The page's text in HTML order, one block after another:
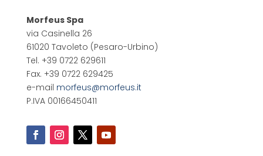
Morfeus Spa
via Casinella 26
61020 Tavoleto (Pesaro-Urbino)
Tel. +39 0722 629611
Fax. +39 0722 629425
e-mail morfeus@morfeus.it
P.IVA 00166450411